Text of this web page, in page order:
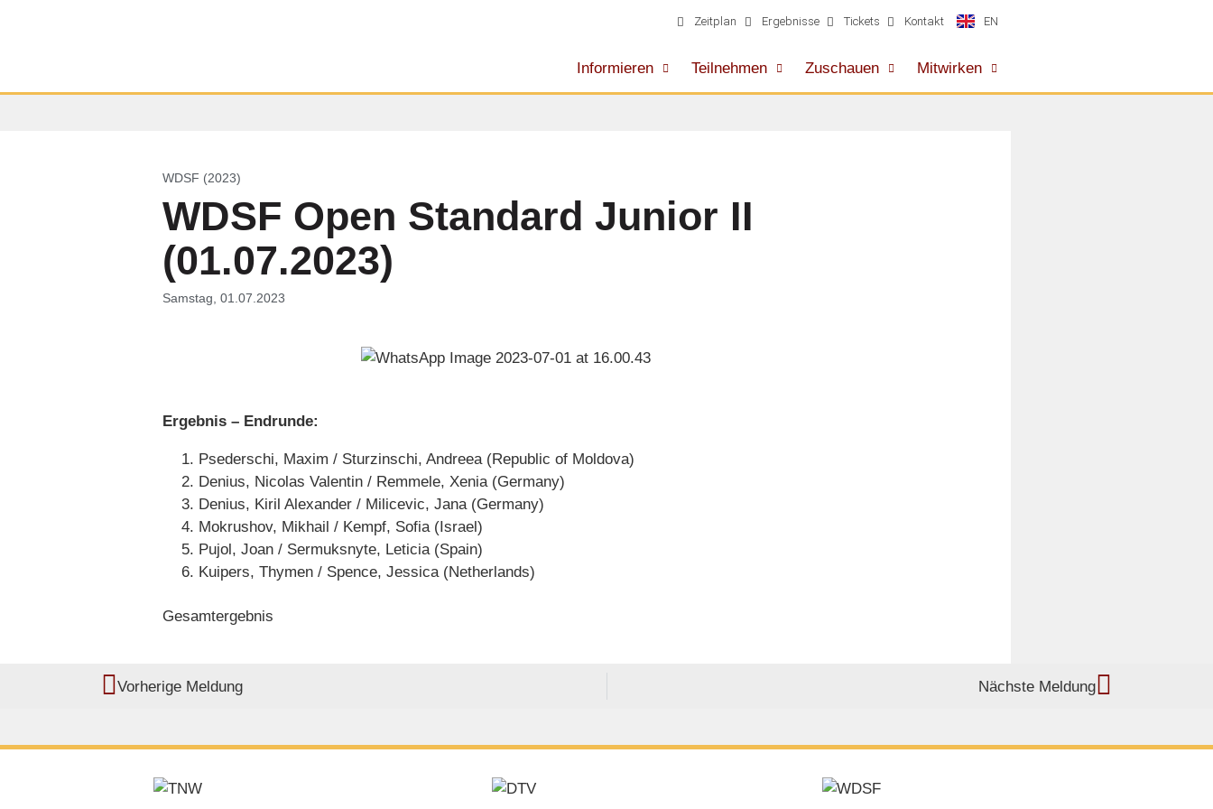
Zeitplan Ergebnisse Tickets Kontakt EN
Informieren Teilnehmen Zuschauen Mitwirken
WDSF (2023)
WDSF Open Standard Junior II
(01.07.2023)
Samstag, 01.07.2023
Ergebnis – Endrunde:
Psederschi, Maxim / Sturzinschi, Andreea (Republic of Moldova)
Denius, Nicolas Valentin / Remmele, Xenia (Germany)
Denius, Kiril Alexander / Milicevic, Jana (Germany)
Mokrushov, Mikhail / Kempf, Sofia (Israel)
Pujol, Joan / Sermuksnyte, Leticia (Spain)
Kuipers, Thymen / Spence, Jessica (Netherlands)
Gesamtergebnis
Vorherige Meldung Nächste Meldung